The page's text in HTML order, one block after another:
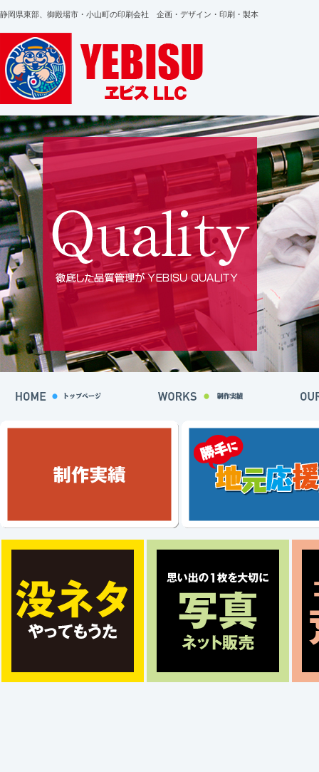
静岡県東部、御殿場市・小山町の印刷会社 企画・デザイン・印刷・製本